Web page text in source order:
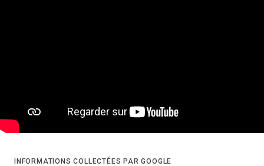
INFORMATIONS COLLECTÉES PAR GOOGLE